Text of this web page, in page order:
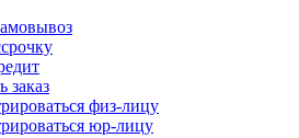
заказ
физ-лицу
юр-лицу